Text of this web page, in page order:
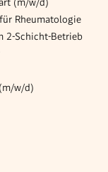
Rheumatologie
2-Schicht-Betrieb
w/d)